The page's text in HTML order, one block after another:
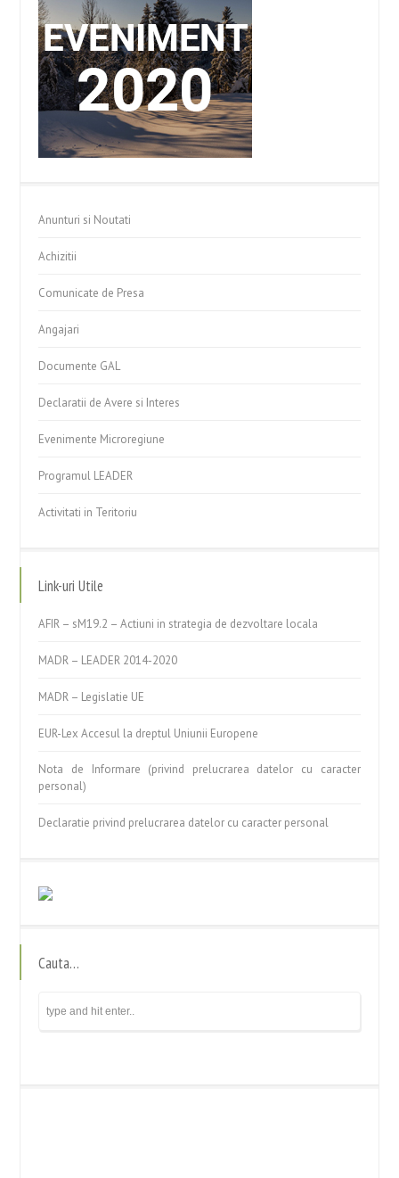
Anunturi si Noutati
Achizitii
Comunicate de Presa
Angajari
Documente GAL
Declaratii de Avere si Interes
Evenimente Microregiune
Programul LEADER
Activitati in Teritoriu
Link-uri Utile
AFIR – sM19.2 – Actiuni in strategia de dezvoltare locala
MADR – LEADER 2014-2020
MADR – Legislatie UE
EUR-Lex Accesul la dreptul Uniunii Europene
Nota de Informare (privind prelucrarea datelor cu caracter
personal)
Declaratie privind prelucrarea datelor cu caracter personal
Cauta…